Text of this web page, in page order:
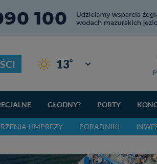
13° Giżycko
GŁODNY? PORTY
I IMPREZY PORADNIKI